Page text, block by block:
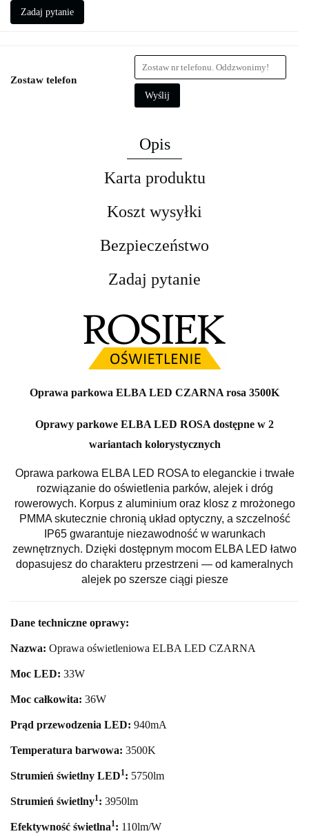
Zadaj pytanie
Zostaw telefon
Wyślij
Opis
Karta produktu
Koszt wysyłki
Bezpieczeństwo
Zadaj pytanie
Oprawa parkowa ELBA LED CZARNA rosa 3500K
Oprawy parkowe ELBA LED ROSA dostępne w 2
wariantach kolorystycznych
Oprawa parkowa ELBA LED ROSA to eleganckie i trwałe
rozwiązanie do oświetlenia parków, alejek i dróg
rowerowych. Korpus z aluminium oraz klosz z mrożonego
PMMA skutecznie chronią układ optyczny, a szczelność
IP65 gwarantuje niezawodność w warunkach
zewnętrznych. Dzięki dostępnym mocom ELBA LED łatwo
dopasujesz do charakteru przestrzeni — od kameralnych
alejek po szersze ciągi piesze
Dane techniczne oprawy:
Nazwa: Oprawa oświetleniowa ELBA LED CZARNA
Moc LED: 33W
Moc całkowita: 36W
Prąd przewodzenia LED: 940mA
Temperatura barwowa: 3500K
Strumień świetlny LED1 : 5750lm
Strumień świetlny1 : 3950lm
Efektywność świetlna1 : 110lm/W